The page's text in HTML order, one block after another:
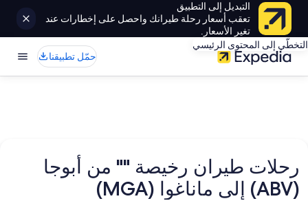
التبديل إلى التطبيق
تعقب أسعار رحلة طيرانك واحصل على إخطارات عند
تغير الأسعار.
التخطّي إلى المحتوى الرئيسي
حمّل تطبيقنا
رحلات طيران رخيصة "" من أبوجا
(ABV) إلى ماناغوا (MGA)